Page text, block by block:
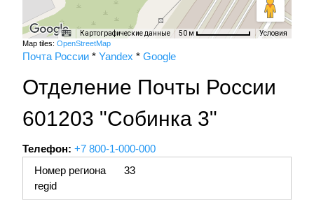
Картографические данные 50 м Условия
Map tiles: OpenStreetMap
Почта России * Yandex * Google
Отделение Почты России
601203 "Собинка 3"
Телефон: +7 800-1-000-000
Номер региона
regid
33